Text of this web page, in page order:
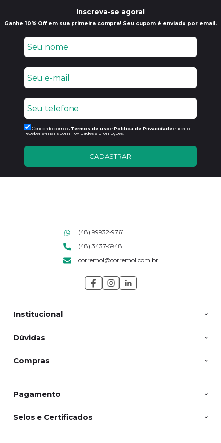
Inscreva-se agora!
Ganhe 10% Off em sua primeira compra! Seu cupom é enviado por email.
Concordo com os Termos de uso ePolitica de Privacidadee aceito
receber e-mails com novidades e promoções.
CADASTRAR
Institucional
Dúvidas
Compras
(48) 99932-9761
(48) 3437-5948
corremol@corremol.com.br
Pagamento
Selos e Certificados